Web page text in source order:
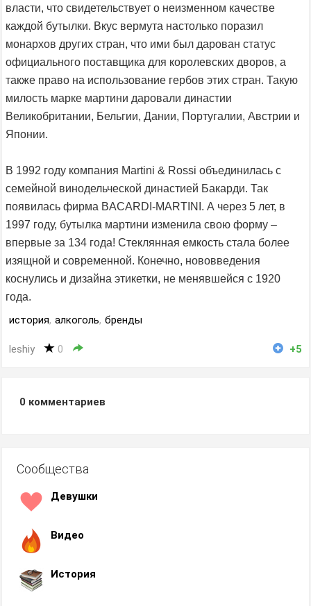
власти, что свидетельствует о неизменном качестве
каждой бутылки. Вкус вермута настолько поразил
монархов других стран, что ими был дарован статус
официального поставщика для королевских дворов, а
также право на использование гербов этих стран. Такую
милость марке мартини даровали династии
Великобритании, Бельгии, Дании, Португалии, Австрии и
Японии.
В 1992 году компания Martini & Rossi объединилась с
семейной винодельческой династией Бакарди. Так
появилась фирма BACARDI-MARTINI. А через 5 лет, в
1997 году, бутылка мартини изменила свою форму –
впервые за 134 года! Стеклянная емкость стала более
изящной и современной. Конечно, нововведения
коснулись и дизайна этикетки, не менявшейся с 1920
года.
история, алкоголь, бренды
leshiy 0 +5
0 комментариев
Сообщества
Девушки
Видео
История